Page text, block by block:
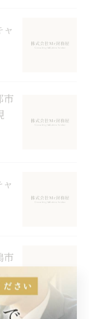
市
市